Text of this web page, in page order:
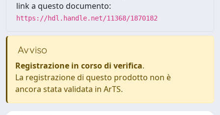
link a questo documento:
https://hdl.handle.net/11368/1870182
Avviso
Registrazione in corso di verifica.
La registrazione di questo prodotto non è
ancora stata validata in ArTS.